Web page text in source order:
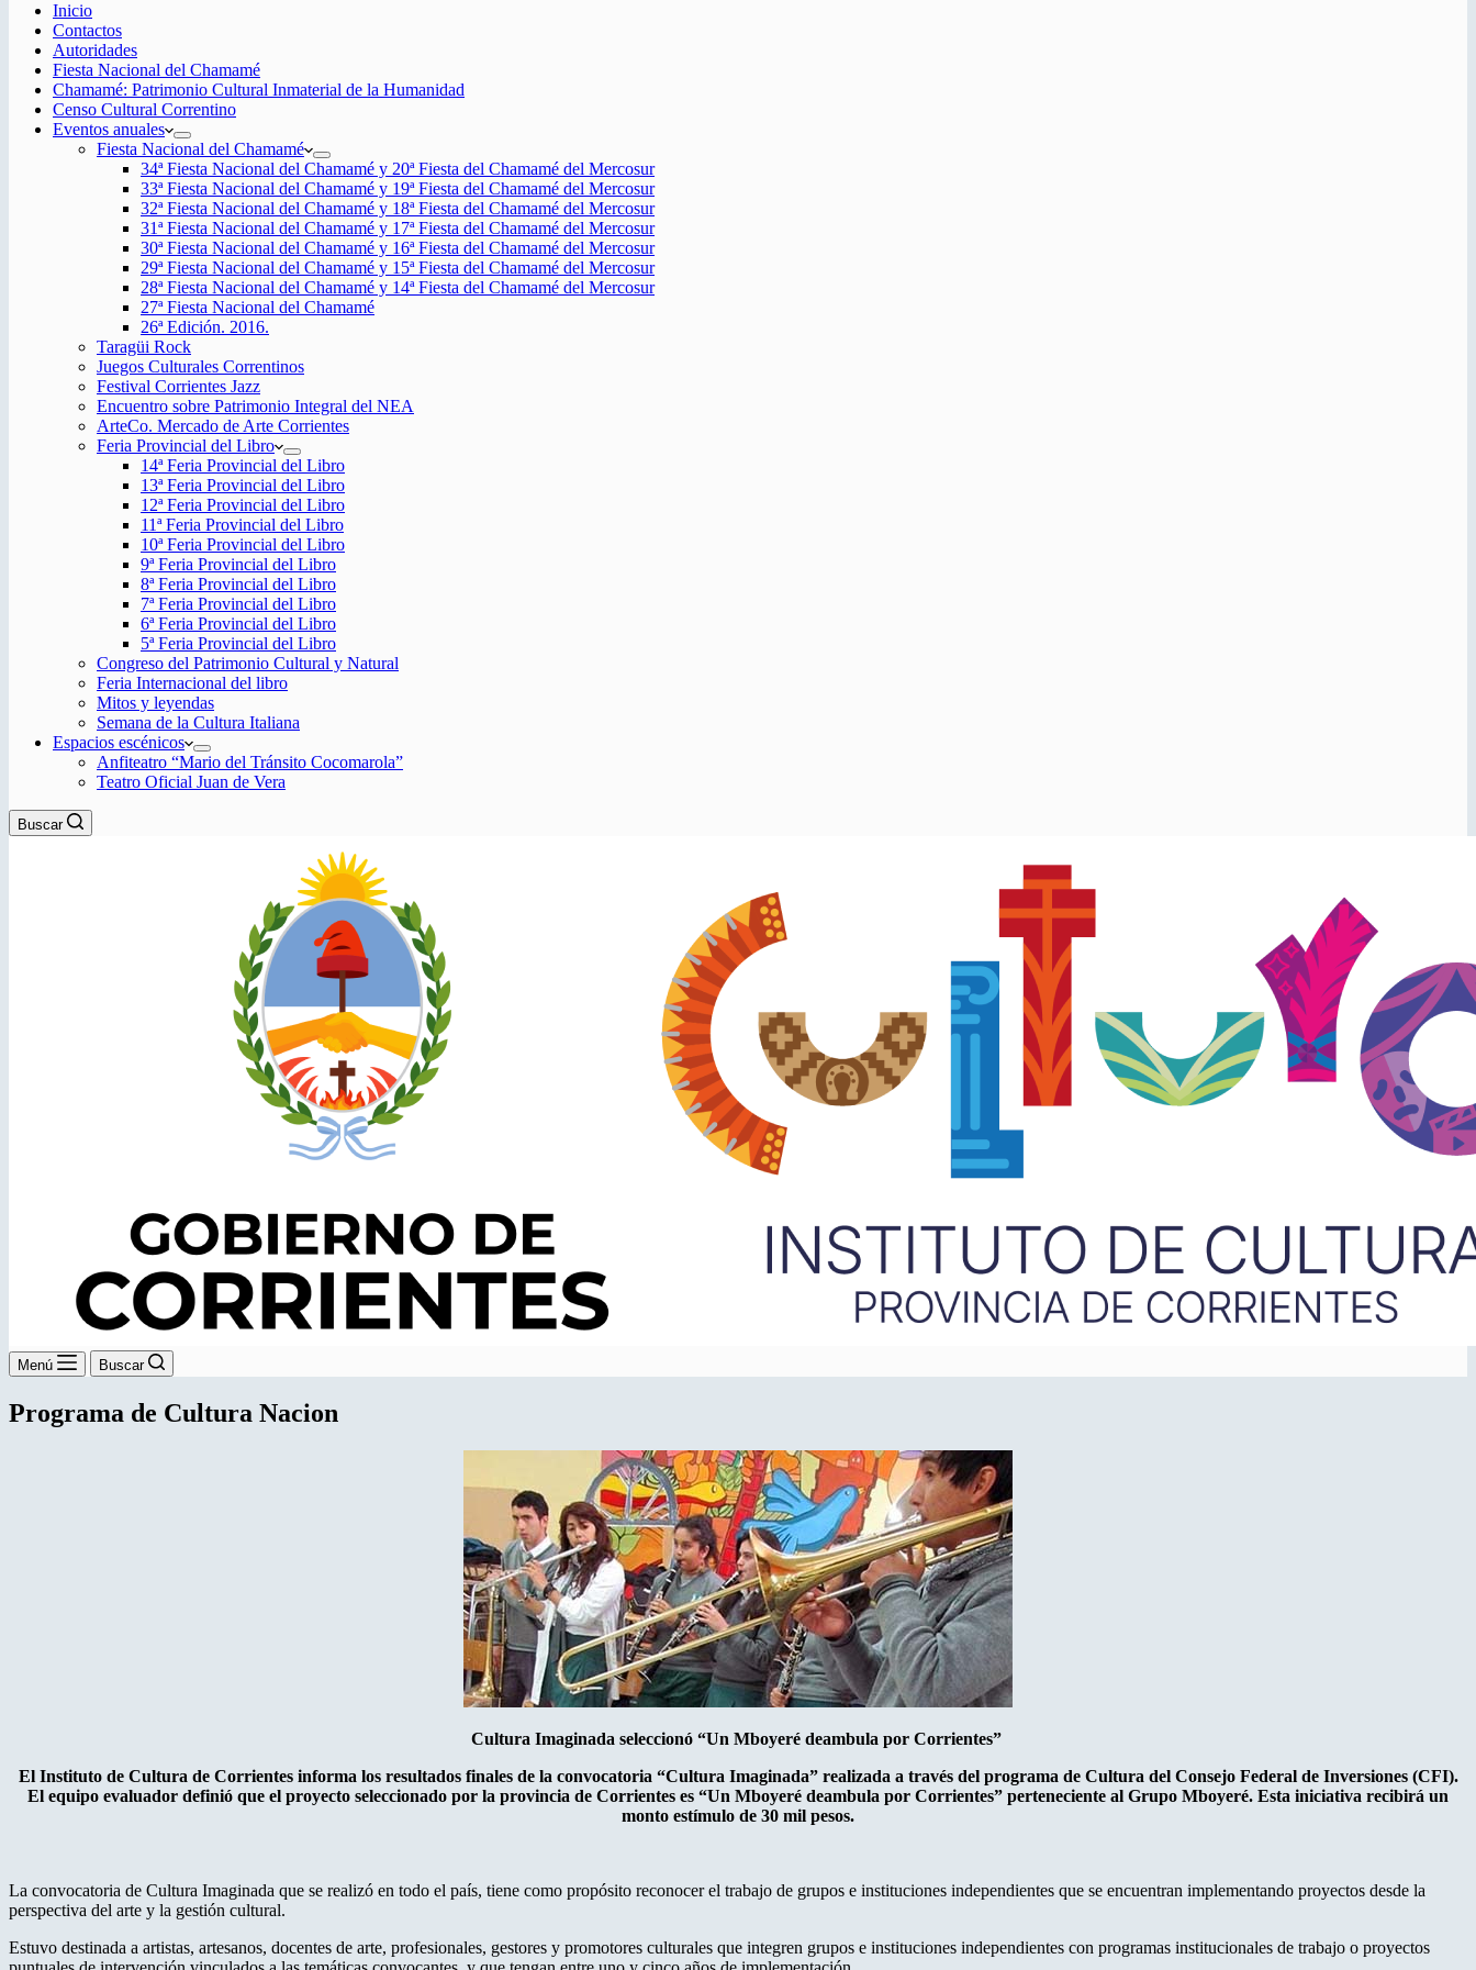
Inicio
Contactos
Autoridades
Fiesta Nacional del Chamamé
Chamamé: Patrimonio Cultural Inmaterial de la Humanidad
Censo Cultural Correntino
Eventos anuales
Fiesta Nacional del Chamamé
34ª Fiesta Nacional del Chamamé y 20ª Fiesta del Chamamé del Mercosur
33ª Fiesta Nacional del Chamamé y 19ª Fiesta del Chamamé del Mercosur
32ª Fiesta Nacional del Chamamé y 18ª Fiesta del Chamamé del Mercosur
31ª Fiesta Nacional del Chamamé y 17ª Fiesta del Chamamé del Mercosur
30ª Fiesta Nacional del Chamamé y 16ª Fiesta del Chamamé del Mercosur
29ª Fiesta Nacional del Chamamé y 15ª Fiesta del Chamamé del Mercosur
28ª Fiesta Nacional del Chamamé y 14ª Fiesta del Chamamé del Mercosur
27ª Fiesta Nacional del Chamamé
26ª Edición. 2016.
Taragüi Rock
Juegos Culturales Correntinos
Festival Corrientes Jazz
Encuentro sobre Patrimonio Integral del NEA
ArteCo. Mercado de Arte Corrientes
Feria Provincial del Libro
14ª Feria Provincial del Libro
13ª Feria Provincial del Libro
12ª Feria Provincial del Libro
11ª Feria Provincial del Libro
10ª Feria Provincial del Libro
9ª Feria Provincial del Libro
8ª Feria Provincial del Libro
7ª Feria Provincial del Libro
6ª Feria Provincial del Libro
5ª Feria Provincial del Libro
Congreso del Patrimonio Cultural y Natural
Feria Internacional del libro
Mitos y leyendas
Semana de la Cultura Italiana
Espacios escénicos
Anfiteatro “Mario del Tránsito Cocomarola”
Teatro Oficial Juan de Vera
Buscar
Menú Buscar
Programa de Cultura Nacion
Cultura Imaginada seleccionó “Un Mboyeré deambula por Corrientes”
El Instituto de Cultura de Corrientes informa los resultados finales de la convocatoria “Cultura Imaginada” realizada a través del programa de Cultura del Consejo Federal de Inversiones (CFI).
El equipo evaluador definió que el proyecto seleccionado por la provincia de Corrientes es “Un Mboyeré deambula por Corrientes” perteneciente al Grupo Mboyeré. Esta iniciativa recibirá un
monto estímulo de 30 mil pesos.
La convocatoria de Cultura Imaginada que se realizó en todo el país, tiene como propósito reconocer el trabajo de grupos e instituciones independientes que se encuentran implementando proyectos desde la
perspectiva del arte y la gestión cultural.
Estuvo destinada a artistas, artesanos, docentes de arte, profesionales, gestores y promotores culturales que integren grupos e instituciones independientes con programas institucionales de trabajo o proyectos